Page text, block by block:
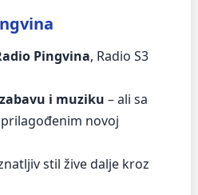
Pingvina, Radio S3
i muziku – ali sa
novoj
stil živе dalje kroz